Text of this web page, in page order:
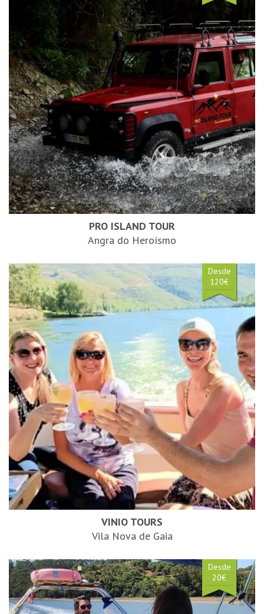
PRO ISLAND TOUR
Angra do Heroísmo
Desde
120€
VINIO TOURS
Vila Nova de Gaia
Desde
20€